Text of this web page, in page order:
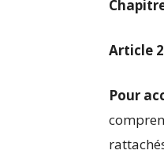
Article
Pour